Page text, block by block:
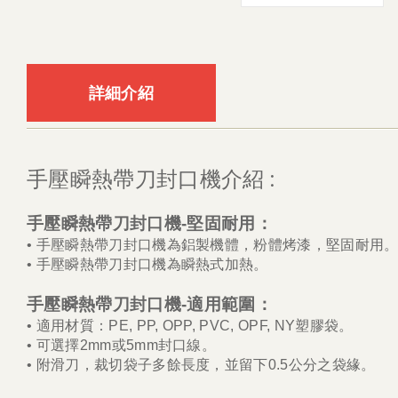
詳細介紹
手壓瞬熱帶刀封口機介紹 :
手壓瞬熱帶刀封口機-堅固耐用 ：
• 手壓瞬熱帶刀封口機為鋁製機體，粉體烤漆，堅固耐用 。
• 手壓瞬熱帶刀封口機為瞬熱式加熱。
手壓瞬熱帶刀封口機-適用範圍 ：
• 適用材質：PE, PP, OPP, PVC, OPF, NY塑膠袋。
• 可選擇2mm或5mm封口線。
• 附滑刀，裁切袋子多餘長度，並留下0.5公分之袋緣。